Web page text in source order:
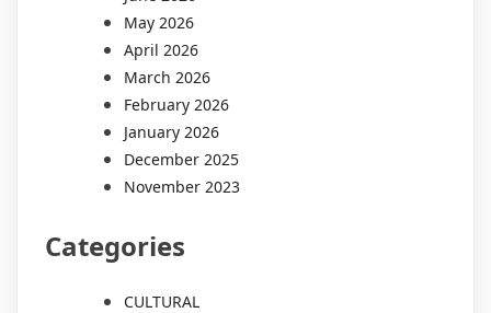
May 2026
April 2026
March 2026
February 2026
January 2026
December 2025
November 2023
Categories
CULTURAL